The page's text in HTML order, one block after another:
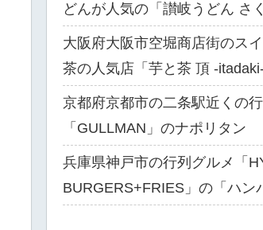
どんが人気の「讃岐うどん さ
大阪府大阪市空堀商店街のス
茶の人気店「芋と茶 頂 -itadaki-
京都府京都市の二条駅近くの
「GULLMAN」のナポリタン
兵庫県神戸市の行列グルメ「
BURGERS+FRIES」の「ハン